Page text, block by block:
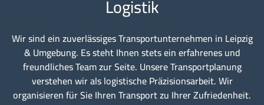
Logistik
Wir sind ein zuverlässiges Transportunternehmen in Leipzig
& Umgebung. Es steht Ihnen stets ein erfahrenes und
freundliches Team zur Seite. Unsere Transportplanung
verstehen wir als logistische Präzisionsarbeit. Wir
organisieren für Sie Ihren Transport zu Ihrer Zufriedenheit.